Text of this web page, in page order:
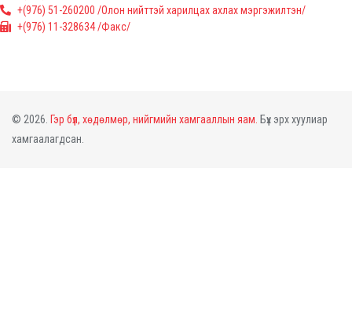
+(976) 51-260200 /Олон нийттэй харилцах ахлах мэргэжилтэн/
+(976) 11-328634 /Факс/
© 2026. Гэр бүл, хөдөлмөр, нийгмийн хамгааллын яам. Бүх эрх хуулиар
хамгаалагдсан.